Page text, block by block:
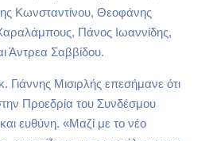
Κωνσταντίνου, Θεοφάνης
Πάνος Ιωαννίδης,
Άντρεα Σαββίδου.
Γιάννης Μισιρλής επεσήμανε ότι
Προεδρία του Συνδέσμου
ευθύνη. «Μαζί με το νέο